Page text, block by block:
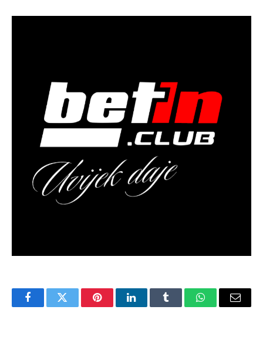
FacebookTwitter PinterestLinkedInTumblr WhatsAppEmail